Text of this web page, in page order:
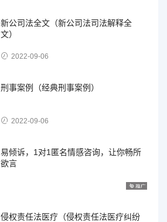
新公司法全文（新公司法司法解释全
文）
2022-09-06
刑事案例（经典刑事案例）
2022-09-06
易倾诉，1对1匿名情感咨询，让你畅所
欲言
侵权责任法医疗（侵权责任法医疗纠纷